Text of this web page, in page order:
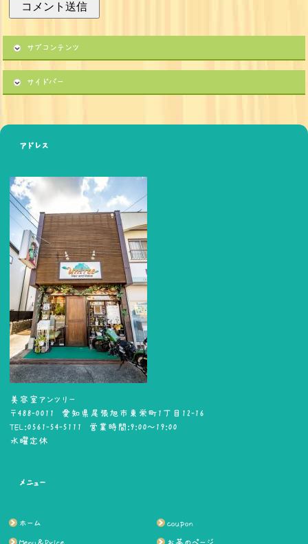
サブコンテンツ
サイドバー
アドレス
美容室アンツリー
〒488-0011 愛知県尾張旭市東栄町1丁目12-16
TEL:0561-54-5111 営業時間:9:00～19:00
水曜定休
メニュー
ホーム
coupon